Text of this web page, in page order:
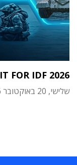
IT FOR IDF 2026
שלישי, 20 באוקטובר 2026